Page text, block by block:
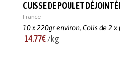
CUISSE DE POULET
France
10 x 220gr environ, Colis de 2 x
14.77€ /kg